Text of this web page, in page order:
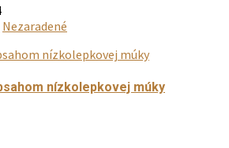
Nezaradené
nízkolepkovej múky